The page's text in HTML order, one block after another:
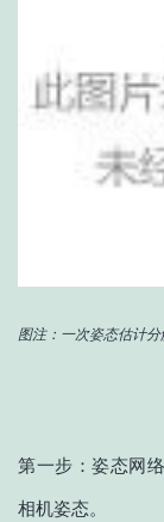
图注：一次姿态估计
第一步：姿态网
相机姿态。